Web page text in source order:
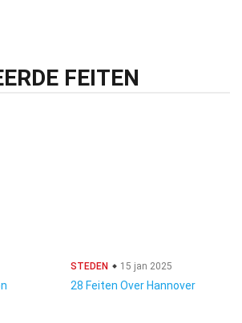
FEITEN
STEDEN 15 jan 2025
28 Feiten Over Hannover